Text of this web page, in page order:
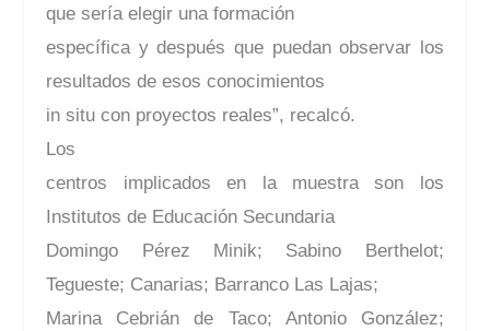
que sería elegir una formación
específica y después que puedan observar los
resultados de esos conocimientos
in situ con proyectos reales”, recalcó.
Los
centros implicados en la muestra son los
Institutos de Educación Secundaria
Domingo Pérez Minik; Sabino Berthelot;
Tegueste; Canarias; Barranco Las Lajas;
Marina Cebrián de Taco; Antonio González;